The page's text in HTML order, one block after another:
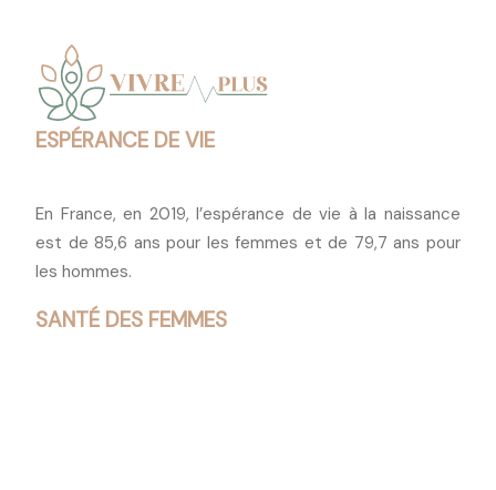
ESPÉRANCE DE VIE
En France, en 2019, l’espérance de vie à la naissance
est de 85,6 ans pour les femmes et de 79,7 ans pour
les hommes.
SANTÉ DES FEMMES